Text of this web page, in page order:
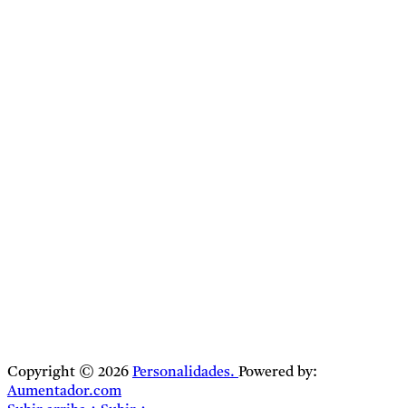
Copyright © 2026 Personalidades. Powered by:
Aumentador.com